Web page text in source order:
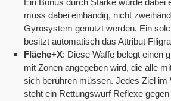
Ein Bonus durch Stärke würde dabei
muss dabei einhändig, nicht
Gyrosystem genutzt werden. Ein
besitzt automatisch das Attribut
Fläche+X: Diese Waffe belegt einen
mit Zonen angegeben wird, die alle
sich berühren müssen. Jedes Ziel im
steht ein Rettungswurf Reflexe